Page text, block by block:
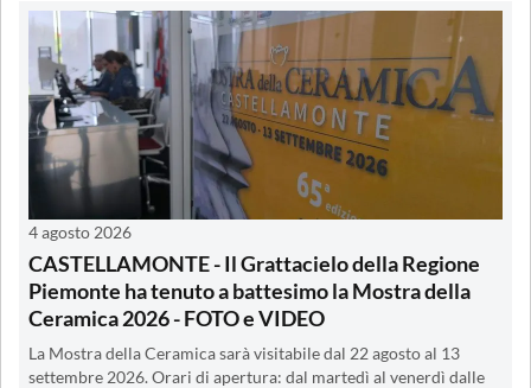
4 agosto 2026
CASTELLAMONTE - Il Grattacielo della Regione
Piemonte ha tenuto a battesimo la Mostra della
Ceramica 2026 - FOTO e VIDEO
La Mostra della Ceramica sarà visitabile dal 22 agosto al 13
settembre 2026. Orari di apertura: dal martedì al venerdì dalle